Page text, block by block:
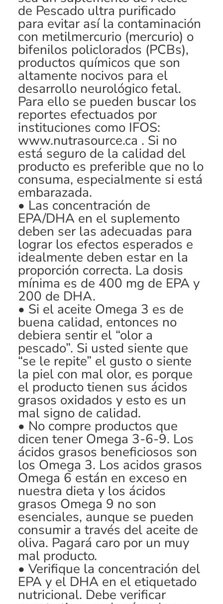
de Pescado ultra purificado
para evitar así la contaminación
con metilmercurio (mercurio) o
bifenilos policlorados (PCBs),
productos químicos que son
altamente nocivos para el
desarrollo neurológico fetal.
Para ello se pueden buscar los
reportes efectuados por
instituciones como IFOS:
www.nutrasource.ca . Si no
está seguro de la calidad del
producto es preferible que no lo
consuma, especialmente si está
embarazada.
• Las concentración de
EPA/DHA en el suplemento
deben ser las adecuadas para
lograr los efectos esperados e
idealmente deben estar en la
proporción correcta. La dosis
mínima es de 400 mg de EPA y
200 de DHA.
• Si el aceite Omega 3 es de
buena calidad, entonces no
debiera sentir el “olor a
pescado”. Si usted siente que
“se le repite” el gusto o siente
la piel con mal olor, es porque
el producto tienen sus ácidos
grasos oxidados y esto es un
mal signo de calidad.
• No compre productos que
dicen tener Omega 3-6-9. Los
ácidos grasos beneficiosos son
los Omega 3. Los acidos grasos
Omega 6 están en exceso en
nuestra dieta y los ácidos
grasos Omega 9 no son
esenciales, aunque se pueden
consumir a través del aceite de
oliva. Pagará caro por un muy
mal producto.
• Verifique la concentración del
EPA y el DHA en el etiquetado
nutricional. Debe verificar